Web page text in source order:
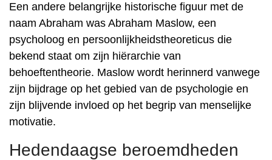
Een andere belangrijke historische figuur met de
naam Abraham was Abraham Maslow, een
psycholoog en persoonlijkheidstheoreticus die
bekend staat om zijn hiërarchie van
behoeftentheorie. Maslow wordt herinnerd vanwege
zijn bijdrage op het gebied van de psychologie en
zijn blijvende invloed op het begrip van menselijke
motivatie.
Hedendaagse beroemdheden